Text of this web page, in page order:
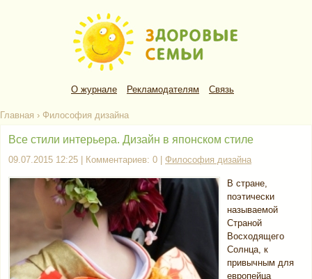
О журнале Рекламодателям Связь
Главная › Философия дизайна
Все стили интерьера. Дизайн в японском стиле
09.07.2015 12:25 | Комментариев: 0 | Философия дизайна
В стране,
поэтически
называемой
Страной
Восходящего
Солнца, к
привычным для
европейца